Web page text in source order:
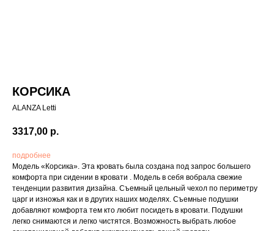
КОРСИКА
ALANZA Letti
3317,00 р.
подробнее
Модель «Корсика». Эта кровать была создана под запрос большего
комфорта при сидении в кровати . Модель в себя вобрала свежие
тенденции развития дизайна. Съемный цельный чехол по периметру
царг и изножья как и в других наших моделях. Съемные подушки
добавляют комфорта тем кто любит посидеть в кровати. Подушки
легко снимаются и легко чистятся. Возможность выбрать любое